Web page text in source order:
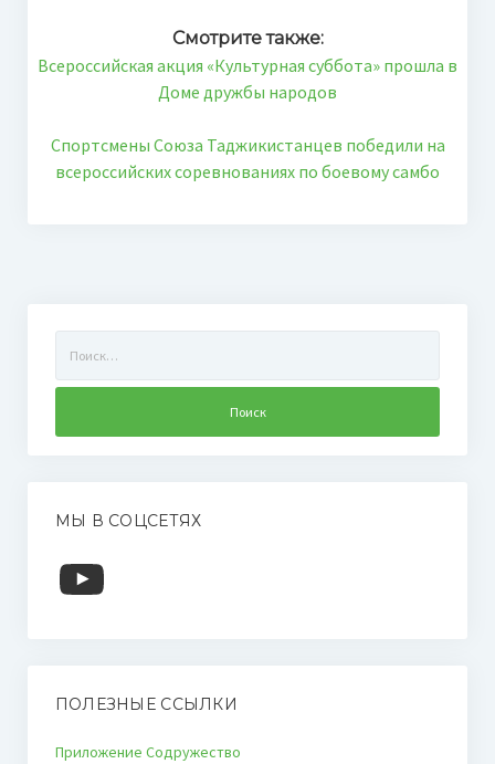
Смотрите также:
Всероссийская акция «Культурная суббота» прошла в
Доме дружбы народов
Спортсмены Союза Таджикистанцев победили на
всероссийских соревнованиях по боевому самбо
МЫ В СОЦСЕТЯХ
YouTube
ПОЛЕЗНЫЕ ССЫЛКИ
Приложение Содружество